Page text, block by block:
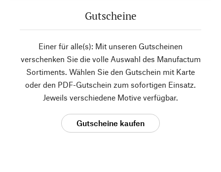
Gutscheine
Einer für alle(s): Mit unseren Gutscheinen
verschenken Sie die volle Auswahl des Manufactum
Sortiments. Wählen Sie den Gutschein mit Karte
oder den PDF-Gutschein zum sofortigen Einsatz.
Jeweils verschiedene Motive verfügbar.
Gutscheine kaufen